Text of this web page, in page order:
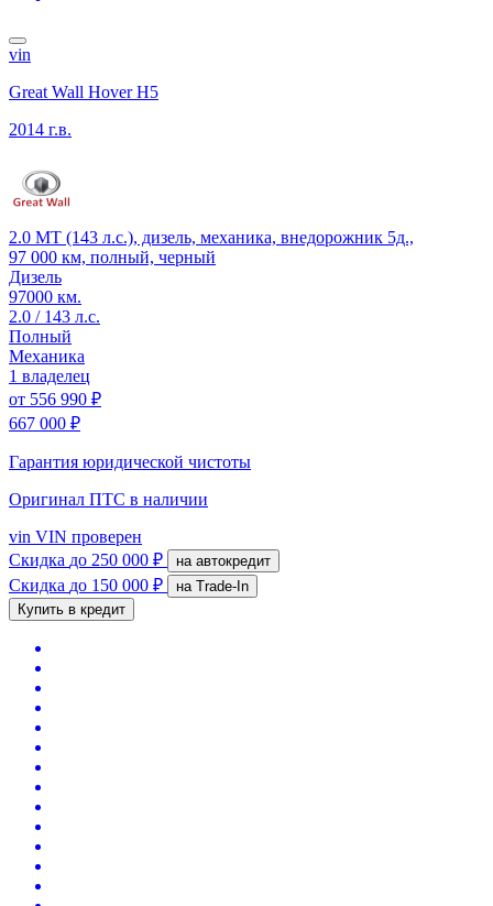
vin
Great Wall Hover H5
2014 г.в.
2.0 MT (143 л.с.), дизель, механика, внедорожник 5д.,
97 000 км, полный, черный
Дизель
97000 км.
2.0 / 143 л.с.
Полный
Механика
1 владелец
от 556 990 ₽
667 000 ₽
Гарантия юридической чистоты
Оригинал ПТС в наличии
vin VIN проверен
Скидка до 250 000 ₽ на автокредит
Скидка до 150 000 ₽
на Trade-In
Купить в кредит